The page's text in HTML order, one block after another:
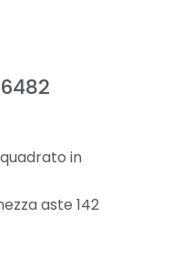
in
aste 142